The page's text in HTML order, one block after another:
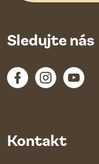
Kontakt
Sledujte nás